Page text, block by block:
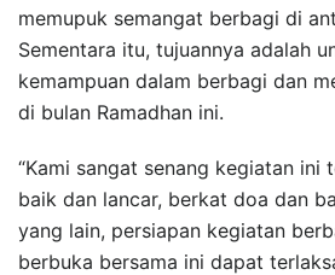
memupuk semangat berbagi di
Sementara itu, tujuannya adalah
kemampuan dalam berbagi dan
di bulan Ramadhan ini.
“Kami sangat senang kegiatan ini
baik dan lancar, berkat doa dan
yang lain, persiapan kegiatan
berbuka bersama ini dapat